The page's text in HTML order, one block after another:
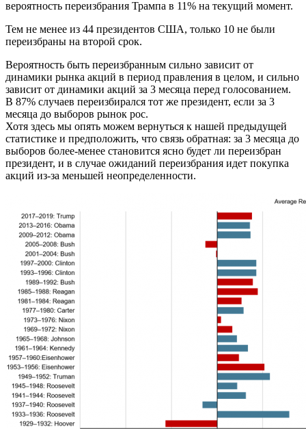
вероятность переизбрания Трампа в 11% на текущий момент.
Тем не менее из 44 президентов США, только 10 не были
переизбраны на второй срок.
Вероятность быть переизбранным сильно зависит от
динамики рынка акций в период правления в целом, и сильно
зависит от динамики акций за 3 месяца перед голосованием.
В 87% случаев переизбирался тот же президент, если за 3
месяца до выборов рынок рос.
Хотя здесь мы опять можем вернуться к нашей предыдущей
статистике и предположить, что связь обратная: за 3 месяца до
выборов более-менее становится ясно будет ли переизбран
президент, и в случае ожиданий переизбрания идет покупка
акций из-за меньшей неопределенности.